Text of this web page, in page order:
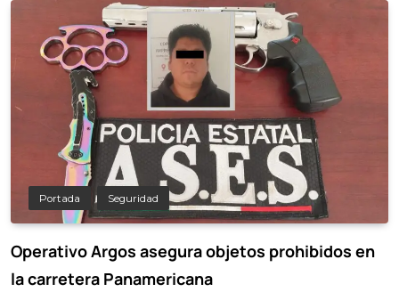
Portada Seguridad
Operativo Argos asegura objetos prohibidos en
la carretera Panamericana